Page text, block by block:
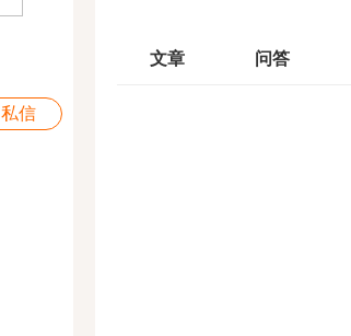
私信
文章 问答